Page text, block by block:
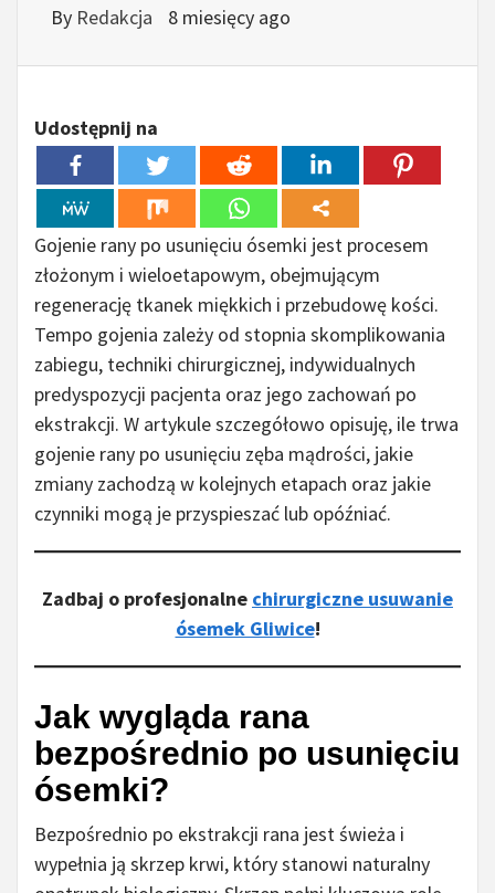
By Redakcja 8 miesięcy ago
Udostępnij na
Gojenie rany po usunięciu ósemki jest procesem
złożonym i wieloetapowym, obejmującym
regenerację tkanek miękkich i przebudowę kości.
Tempo gojenia zależy od stopnia skomplikowania
zabiegu, techniki chirurgicznej, indywidualnych
predyspozycji pacjenta oraz jego zachowań po
ekstrakcji. W artykule szczegółowo opisuję, ile trwa
gojenie rany po usunięciu zęba mądrości, jakie
zmiany zachodzą w kolejnych etapach oraz jakie
czynniki mogą je przyspieszać lub opóźniać.
Zadbaj o profesjonalne chirurgiczne usuwanie
ósemek Gliwice!
Jak wygląda rana
bezpośrednio po usunięciu
ósemki?
Bezpośrednio po ekstrakcji rana jest świeża i
wypełnia ją skrzep krwi, który stanowi naturalny